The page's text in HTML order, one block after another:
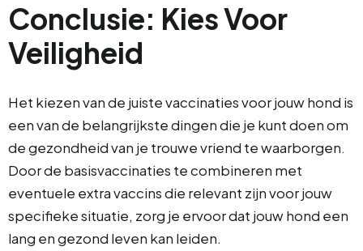
Conclusie: Kies Voor
Veiligheid
Het kiezen van de juiste vaccinaties voor jouw hond is
een van de belangrijkste dingen die je kunt doen om
de gezondheid van je trouwe vriend te waarborgen.
Door de basisvaccinaties te combineren met
eventuele extra vaccins die relevant zijn voor jouw
specifieke situatie, zorg je ervoor dat jouw hond een
lang en gezond leven kan leiden.